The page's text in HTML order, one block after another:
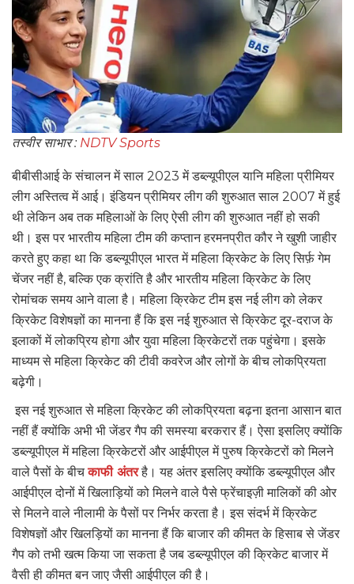
तस्वीर साभार : NDTV Sports
बीबीसीआई के संचालन में साल 2023 में डब्ल्यूपीएल यानि महिला प्रीमियर
लीग अस्तित्व में आई। इंडियन प्रीमियर लीग की शुरुआत साल 2007 में हुई
थी लेकिन अब तक महिलाओं के लिए ऐसी लीग की शुरुआत नहीं हो सकी
थी। इस पर भारतीय महिला टीम की कप्तान हरमनप्रीत कौर ने खुशी जाहीर
करते हुए कहा था कि डब्ल्यूपीएल भारत में महिला क्रिकेट के लिए सिर्फ़ गेम
चेंजर नहीं है, बल्कि एक क्रांति है और भारतीय महिला क्रिकेट के लिए
रोमांचक समय आने वाला है। महिला क्रिकेट टीम इस नई लीग को लेकर
क्रिकेट विशेषज्ञों का मानना हैं कि इस नई शुरुआत से क्रिकेट दूर-दराज के
इलाकों में लोकप्रिय होगा और युवा महिला क्रिकेटरों तक पहुंचेगा। इसके
माध्यम से महिला क्रिकेट की टीवी कवरेज और लोगों के बीच लोकप्रियता
बढ़ेगी।
इस नई शुरुआत से महिला क्रिकेट की लोकप्रियता बढ़ना इतना आसान बात
नहीं हैं क्योंकि अभी भी जेंडर गैप की समस्या बरकरार हैं। ऐसा इसलिए क्योंकि
डब्ल्यूपीएल में महिला क्रिकेटरों और आईपीएल में पुरुष क्रिकेटरों को मिलने
वाले पैसों के बीच काफी अंतरहै। यह अंतर इसलिए क्योंकि डब्ल्यूपीएल और
आईपीएल दोनों में खिलाड़ियों को मिलने वाले पैसे फ्रेंचाइज़ी मालिकों की ओर
से मिलने वाले नीलामी के पैसों पर निर्भर करता है। इस संदर्भ में क्रिकेट
विशेषज्ञों और खिलड़ियों का मानना हैं कि बाजार की कीमत के हिसाब से जेंडर
गैप को तभी खत्म किया जा सकता है जब डब्ल्यूपीएल की क्रिकेट बाजार में
वैसी ही कीमत बन जाए जैसी आईपीएल की है।